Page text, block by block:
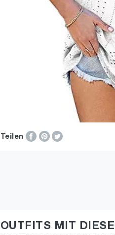
Teilen
OUTFITS MIT